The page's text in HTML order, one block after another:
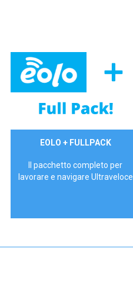
34,90 €/meseEOLO + FULLPACK
Il pacchetto completo per
lavorare e navigare Ultraveloce